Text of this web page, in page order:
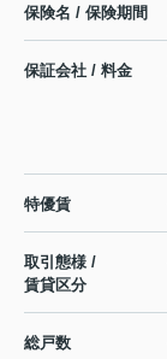
保険名 / 保険期間
保証会社 / 料金
特優賃
取引態様 /
賃貸区分
総戸数